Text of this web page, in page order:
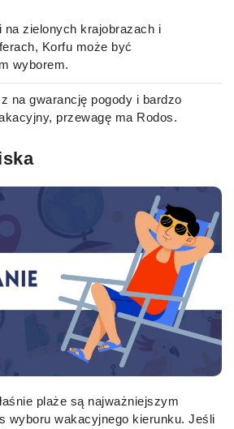
na zielonych krajobrazach i
Korfu może być
wyborem.
na gwarancję pogody i bardzo
przewagę ma Rodos.
plaże są najważniejszym
wyboru wakacyjnego kierunku. Jeśli